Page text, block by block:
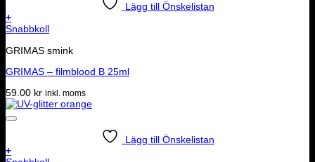
Lägg till Önskelistan
+
Snabbkoll
GRIMAS smink
GRIMAS – filmblood B 25ml
59.00 kr inkl. moms
Lägg till Önskelistan
+